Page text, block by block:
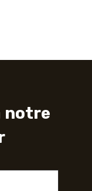
notre